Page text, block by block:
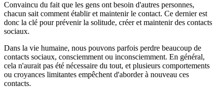
Convaincu du fait que les gens ont besoin d'autres personnes,
chacun sait comment établir et maintenir le contact. Ce dernier est
donc la clé pour prévenir la solitude, créer et maintenir des contacts
sociaux.
Dans la vie humaine, nous pouvons parfois perdre beaucoup de
contacts sociaux, consciemment ou inconsciemment. En général,
cela n'aurait pas été nécessaire du tout, et plusieurs comportements
ou croyances limitantes empêchent d'aborder à nouveau ces
contacts.